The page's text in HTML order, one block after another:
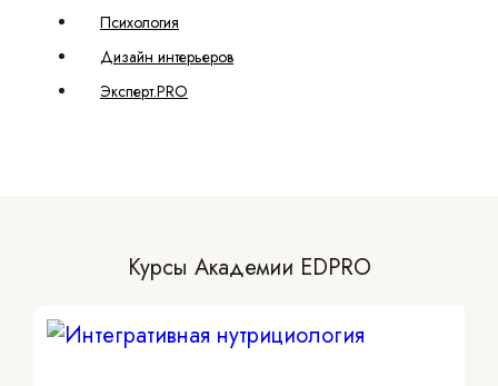
Психология
Дизайн интерьеров
Эксперт.PRO
Курсы Академии EDPRO